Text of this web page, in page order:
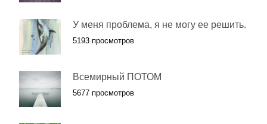
У меня проблема, я не могу ее решить.
5193 просмотров
Всемирный ПОТОМ
5677 просмотров